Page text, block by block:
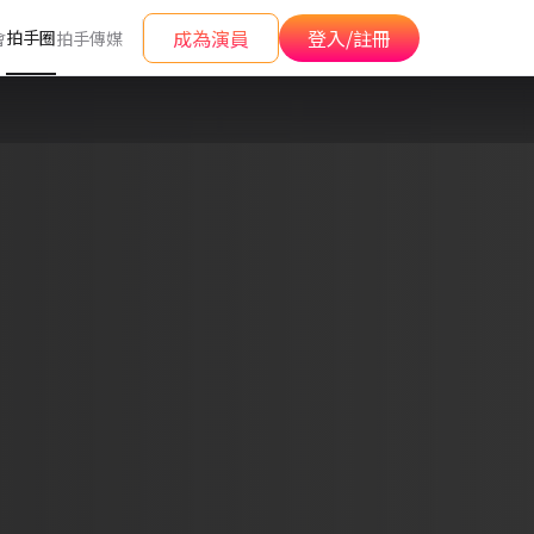
拍手圈拍手傳媒 成為演員 登入/註冊